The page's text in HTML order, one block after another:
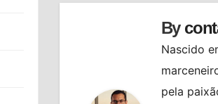
By
Nascido
pela